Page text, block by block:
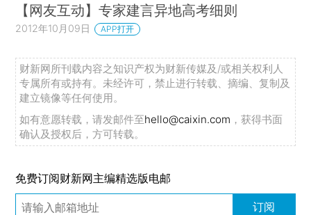
【网友互动】专家建言异地高考细则
2012年10月09日 APP打开
财新网所刊载内容之知识产权为财新传媒及/或相关权利人
专属所有或持有。未经许可，禁止进行转载、摘编、复制及
建立镜像等任何使用。
如有意愿转载，请发邮件至hello@caixin.com ，获得书面
确认及授权后，方可转载。
免费订阅财新网主编精选版电邮
订阅